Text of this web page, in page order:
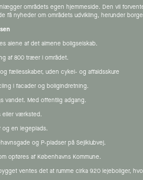
områdets egen hjemmeside. Den vil
få nyheder om områdets udvikling, herunder
alene af det almene boligselskab.
af 800 træer i området.
fællesskaber, uden cykel- og affaldsskure
i facader og boligindretning.
vandet. Med offentlig adgang.
eller værksted.
og en legeplads.
og P-pladser på Sejlklubvej.
opføres af Københavns Kommune.
ventes det at rumme cirka 920 lejeboliger,